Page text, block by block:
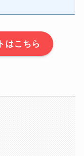
はこちら